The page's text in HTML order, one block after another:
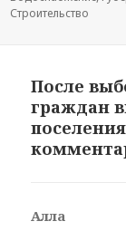
Строительство
После
граждан
Алла